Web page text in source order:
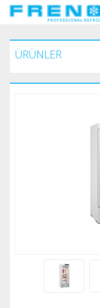
ÜRÜNLER